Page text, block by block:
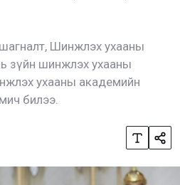
Шинжлэх ухааны
зүйн шинжлэх ухааны
ухааны академийн
билээ.